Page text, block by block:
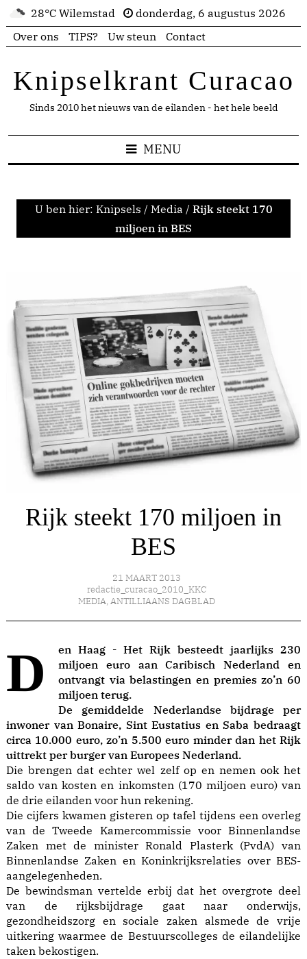
28°C Wilemstad
donderdag, 6 augustus 2026
Over ons
TIPS? Uw steun Contact
Knipselkrant Curacao
Sinds 2010 het nieuws van de eilanden - het hele beeld
MENU
U ben hier: Knipsels / Media / Rijk steekt 170
miljoen in BES
Rijk steekt 170 miljoen in
BES
21 MAART 2013
redactie_curacao_2010_KKC
MEDIA, ANTILLIAANS DAGBLAD
Den Haag - Het Rijk besteedt jaarlijks 230
miljoen euro aan Caribisch Nederland en
ontvangt via belastingen en premies zo’n 60
miljoen terug.
De gemiddelde Nederlandse bijdrage per
inwoner van Bonaire, Sint Eustatius en Saba bedraagt
circa 10.000 euro, zo’n 5.500 euro minder dan het Rijk
uittrekt per burger van Europees Nederland.
Die brengen dat echter wel zelf op en nemen ook het
saldo van kosten en inkomsten (170 miljoen euro) van
de drie eilanden voor hun rekening.
Die cijfers kwamen gisteren op tafel tijdens een overleg
van de Tweede Kamercommissie voor Binnenlandse
Zaken met de minister Ronald Plasterk (PvdA) van
Binnenlandse Zaken en Koninkrijksrelaties over BES-
aangelegenheden.
De bewindsman vertelde erbij dat het overgrote deel
van de rijksbijdrage gaat naar onderwijs,
gezondheidszorg en sociale zaken alsmede de vrije
uitkering waarmee de Bestuurscolleges de eilandelijke
taken bekostigen.